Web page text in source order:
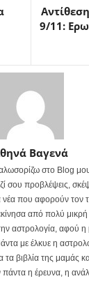
9/11:
Βαγενά
στο Blog
σου προβλέψεις,
νέα που αφορούν τον
από πολύ
αστρολογία, αφού η
με έλκυε η
τα βιβλία της μαμάς
πάντα η έρευνα, η